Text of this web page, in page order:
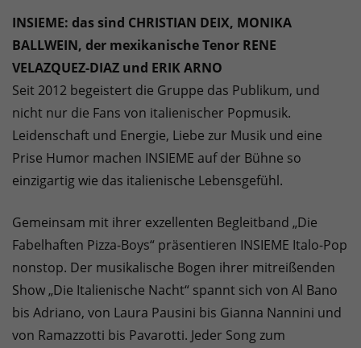
INSIEME: das sind CHRISTIAN DEIX, MONIKA
BALLWEIN, der mexikanische Tenor RENE
VELAZQUEZ-DIAZ und ERIK ARNO
Seit 2012 begeistert die Gruppe das Publikum, und
nicht nur die Fans von italienischer Popmusik.
Leidenschaft und Energie, Liebe zur Musik und eine
Prise Humor machen INSIEME auf der Bühne so
einzigartig wie das italienische Lebensgefühl.
Gemeinsam mit ihrer exzellenten Begleitband „Die
Fabelhaften Pizza-Boys“ präsentieren INSIEME Italo-Pop
nonstop. Der musikalische Bogen ihrer mitreißenden
Show „Die Italienische Nacht“ spannt sich von Al Bano
bis Adriano, von Laura Pausini bis Gianna Nannini und
von Ramazzotti bis Pavarotti. Jeder Song zum